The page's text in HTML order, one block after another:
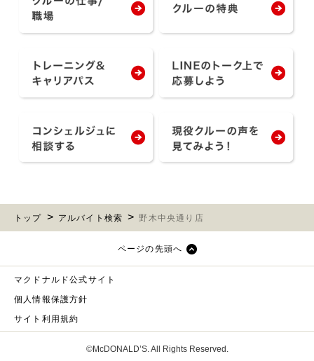
トップ アルバイト検索 野木中央通り店
ページの先頭へ
マクドナルド公式サイト
個人情報保護方針
サイト利用規約
©McDONALD’S. All Rights Reserved.